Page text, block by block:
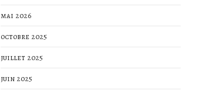
mai 2026
octobre 2025
juillet 2025
juin 2025